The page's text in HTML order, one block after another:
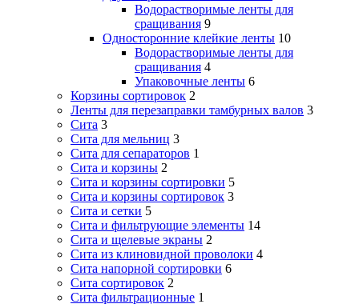
Водорастворимые ленты для
сращивания 9
Односторонние клейкие ленты 10
Водорастворимые ленты для
сращивания 4
Упаковочные ленты 6
Корзины сортировок 2
Ленты для перезаправки тамбурных валов 3
Сита 3
Сита для мельниц 3
Сита для сепараторов 1
Сита и корзины 2
Сита и корзины сортировки 5
Сита и корзины сортировок 3
Сита и сетки 5
Сита и фильтрующие элементы 14
Сита и щелевые экраны 2
Сита из клиновидной проволоки 4
Сита напорной сортировки 6
Сита сортировок 2
Сита фильтрационные 1